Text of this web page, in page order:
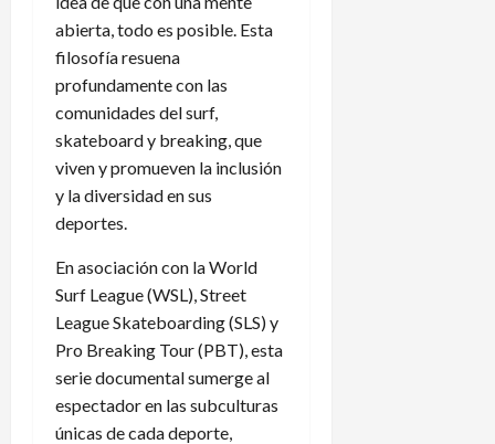
abierta, todo es posible. Esta
filosofía resuena
profundamente con las
comunidades del surf,
skateboard y breaking, que
viven y promueven la inclusión
y la diversidad en sus
deportes.
En asociación con la World
Surf League (WSL), Street
League Skateboarding (SLS) y
Pro Breaking Tour (PBT), esta
serie documental sumerge al
espectador en las subculturas
únicas de cada deporte,